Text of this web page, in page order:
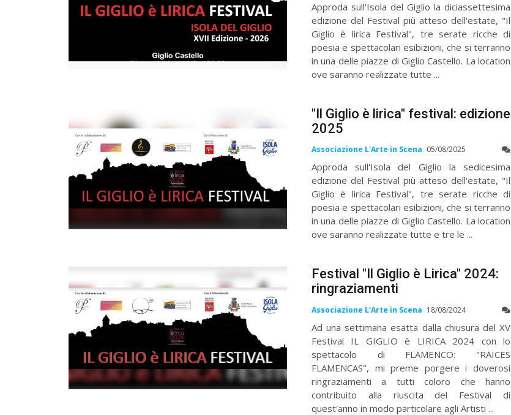
Approda sull'Isola del Giglio la diciassettesima
edizione del Festival più atteso dell'estate, "Il
Giglio è lirica Festival", tre serate ricche di
poesia e spettacolari esibizioni, che si terranno
in una delle piazze di Giglio Castello. La location
ove saranno realizzate tutte ...
"Il Giglio è lirica" festival: edizione
2025
Associazione L'Arte in Scena 05/08/2025
Approda sull'Isola del Giglio la sedicesima
edizione del Festival più atteso dell'estate, "Il
Giglio è lirica Festival", tre serate ricche di
poesia e spettacolari esibizioni, che si terranno
in una delle piazze di Giglio Castello. La location
ove saranno realizzate tutte e tre le ...
Festival "Il Giglio è Lirica" 2024:
ringraziamenti
Associazione L'Arte in Scena 18/08/2024
Ad una settimana esatta dalla chiusura del XV
Festival IL GIGLIO è LIRICA 2024 con lo
spettacolo di FLAMENCO: "RAICES
FLAMENCAS", mi preme porgere i doverosi
ringraziamenti a tutti coloro che hanno
contribuito alla riuscita del Festival di
quest'anno in modo particolare agli Artisti ...